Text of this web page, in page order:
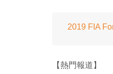
2019 FIA
【熱門報道】